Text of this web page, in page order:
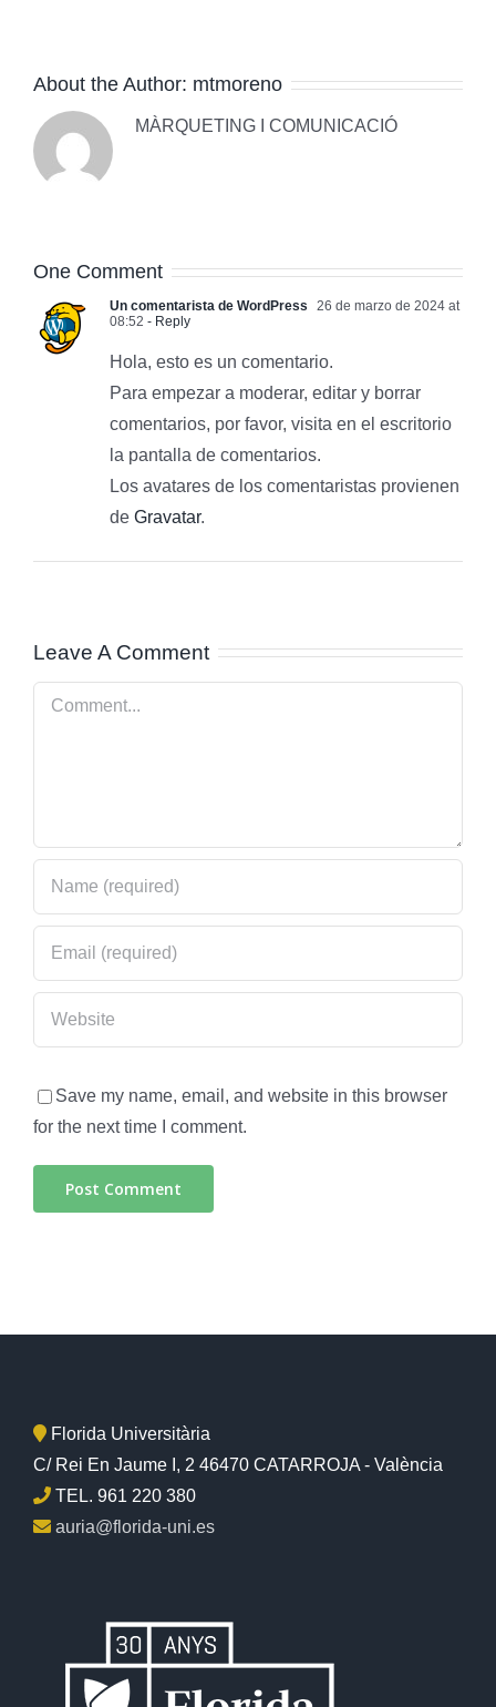
About the Author: mtmoreno
MÀRQUETING I COMUNICACIÓ
One Comment
Un comentarista de WordPress
26 de marzo de 2024 at
08:52 - Reply
Hola, esto es un comentario.
Para empezar a moderar, editar y borrar
comentarios, por favor, visita en el escritorio
la pantalla de comentarios.
Los avatares de los comentaristas provienen
de Gravatar.
Leave A Comment
Comment
Save my name, email, and website in this browser
for the next time I comment.
Florida Universitària
C/ Rei En Jaume I, 2 46470 CATARROJA - València
TEL. 961 220 380
auria@florida-uni.es